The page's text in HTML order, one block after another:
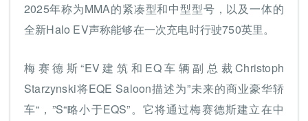
2025年称为MMA的紧凑型和中型型号，以及一体的
全新Halo EV声称能够在一次充电时行驶750英里。
梅赛德斯“EV建筑和EQ车辆副总裁Christoph
Starzynski将EQE Saloon描述为”未来的商业豪华轿
车“，”S“略小于EQS”。它将通过梅赛德斯建立在中